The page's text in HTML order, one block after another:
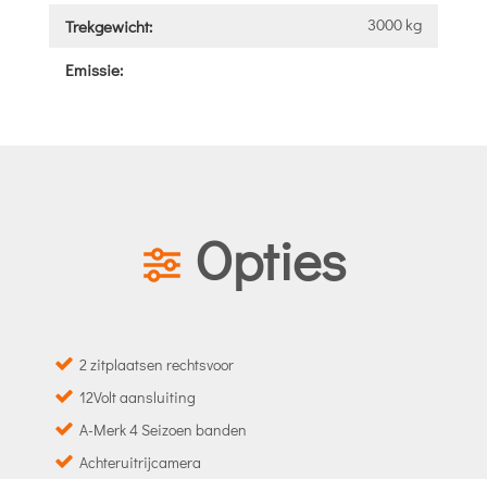
Trekgewicht: 3000 kg
Emissie:
Opties
2 zitplaatsen rechtsvoor
12Volt aansluiting
A-Merk 4 Seizoen banden
Achteruitrijcamera